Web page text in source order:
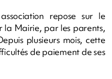
repose sur le
la Mairie, par les parents,
plusieurs mois, cette
de paiement de ses